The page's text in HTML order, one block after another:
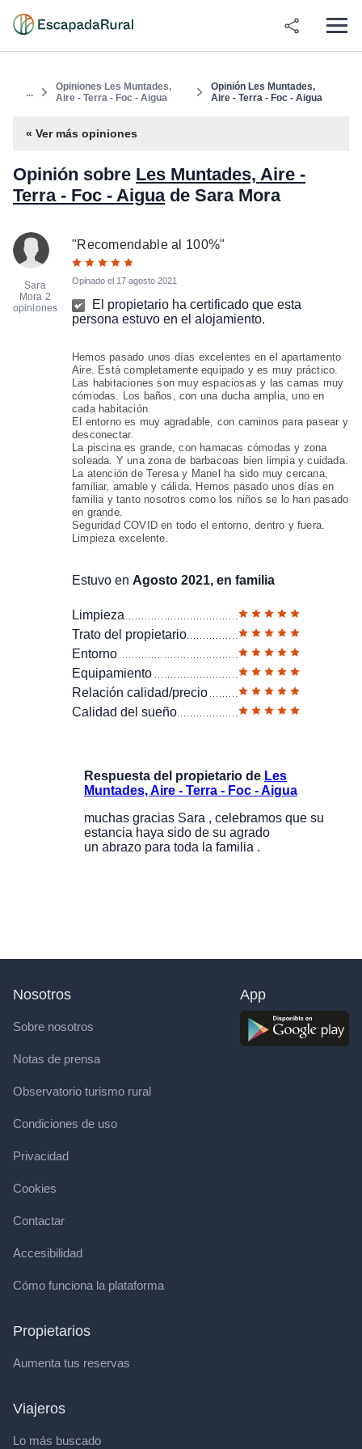
...
Opiniones Les Muntades,
Aire - Terra - Foc - Aigua
Opinión Les Muntades,
Aire - Terra - Foc - Aigua
« Ver más opiniones
Opinión sobre Les Muntades, Aire -
Terra - Foc - Aiguade Sara Mora
Sara
Mora 2
opiniones
"Recomendable al 100%"
Opinado el 17 agosto 2021
El propietario ha certificado que esta
persona estuvo en el alojamiento.
Hemos pasado unos días excelentes en el apartamento
Aire. Está completamente equipado y es muy práctico.
Las habitaciones son muy espaciosas y las camas muy
cómodas. Los baños, con una ducha amplia, uno en
cada habitación.
El entorno es muy agradable, con caminos para pasear y
desconectar.
La piscina es grande, con hamacas cómodas y zona
soleada. Y una zona de barbacoas bien limpia y cuidada.
La atención de Teresa y Manel ha sido muy cercana,
familiar, amable y cálida. Hemos pasado unos días en
familia y tanto nosotros como los niños se lo han pasado
en grande.
Seguridad COVID en todo el entorno, dentro y fuera.
Limpieza excelente.
Estuvo en Agosto 2021, en familia
Limpieza
Trato del propietario
Entorno
Equipamiento
Relación calidad/precio
Calidad del sueño
Respuesta del propietario de Les
Muntades, Aire - Terra - Foc - Aigua
muchas gracias Sara , celebramos que su
estancia haya sido de su agrado
un abrazo para toda la familia .
Nosotros
Sobre nosotros
Notas de prensa
Observatorio turismo rural
Condiciones de uso
Privacidad
Cookies
Contactar
Accesibilidad
Cómo funciona la plataforma
Propietarios
Aumenta tus reservas
Viajeros
Lo más buscado
App